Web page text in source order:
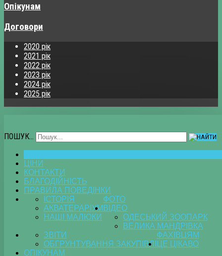
Опікунам
Договори
2020 рік
2021 рік
2022 рік
2023 рік
2024 рік
2025 рік
ПОШУК...
ЦІНИ
КОНТАКТИ
БЛАГОДІЙНІСТЬ
ПРАВИЛА ПОВЕДІНКИ
ФОТО
ІСТОРІЯ
АКВАТЕРАРІУМ
НАШІ МАЛЮКИ
ВІДЕО
ОДЕСЬКИЙ ЗООПАРК
ВЕЛИКА МАНДРІВКА
ФАХІВЦЯМ
ЗВІТИ
ОБГРУНТУВАННЯ ЗАКУПІВЛІ
ЦЕ ЦІКАВО
ОПІКУНАМ